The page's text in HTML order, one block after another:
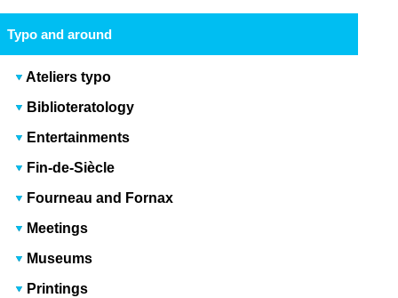
Typo and around
Ateliers typo
Biblioteratology
Entertainments
Fin-de-Siècle
Fourneau and Fornax
Meetings
Museums
Printings